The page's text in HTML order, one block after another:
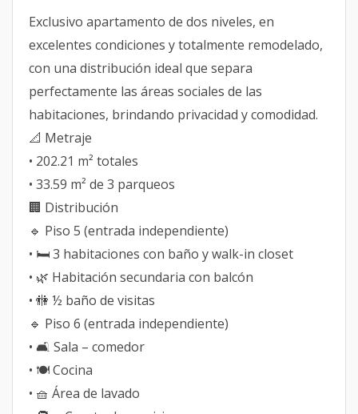
Exclusivo apartamento de dos niveles, en
excelentes condiciones y totalmente remodelado,
con una distribución ideal que separa
perfectamente las áreas sociales de las
habitaciones, brindando privacidad y comodidad.
📐 Metraje
• 202.21 m² totales
• 33.59 m² de 3 parqueos
🏢 Distribución
🔹 Piso 5 (entrada independiente)
• 🛏️ 3 habitaciones con baño y walk-in closet
• 🌿 Habitación secundaria con balcón
• 🚻 ½ baño de visitas
🔹 Piso 6 (entrada independiente)
• 🛋️ Sala – comedor
• 🍽️ Cocina
• 🧺 Área de lavado